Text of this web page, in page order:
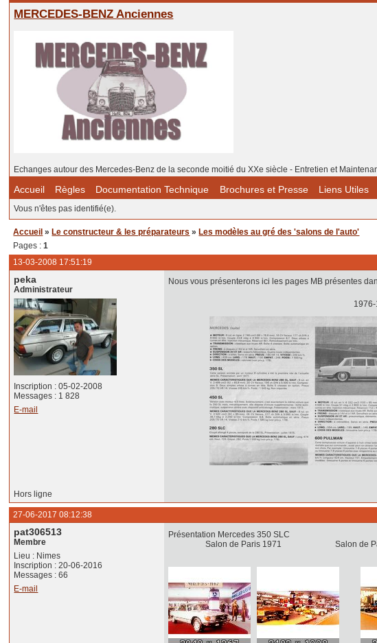
MERCEDES-BENZ Anciennes
Echanges autour des Mercedes-Benz de la seconde moitié du XXe siècle - Entretien et
Accueil Règles Documentation Technique Brochures et Presse Liens Utiles
Vous n'êtes pas identifié(e).
Accueil » Le constructeur & les préparateurs » Les modèles au gré des 'salons de l'auto'
Pages :1
13-03-2008 17:51:19
peka
Administrateur
Inscription : 05-02-2008
Messages : 1 828
E-mail
Nous vous présenterons ici les pages MB présentes
Hors ligne
27-06-2017 08:12:38
pat306513
Membre
Lieu : Nimes
Inscription : 20-06-2016
Messages : 66
E-mail
Présentation Mercedes
Salon de Paris 1971 Salon de